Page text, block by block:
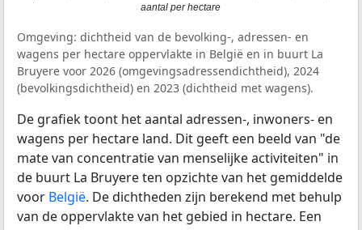
aantal per hectare
Omgeving: dichtheid van de bevolking-, adressen- en
wagens per hectare oppervlakte in België en in buurt La
Bruyere voor 2026 (omgevingsadressendichtheid), 2024
(bevolkingsdichtheid) en 2023 (dichtheid met wagens).
De grafiek toont het aantal adressen-, inwoners- en
wagens per hectare land. Dit geeft een beeld van "de
mate van concentratie van menselijke activiteiten" in
de buurt La Bruyere ten opzichte van het gemiddelde
voor België. De dichtheden zijn berekend met behulp
van de oppervlakte van het gebied in hectare. Een